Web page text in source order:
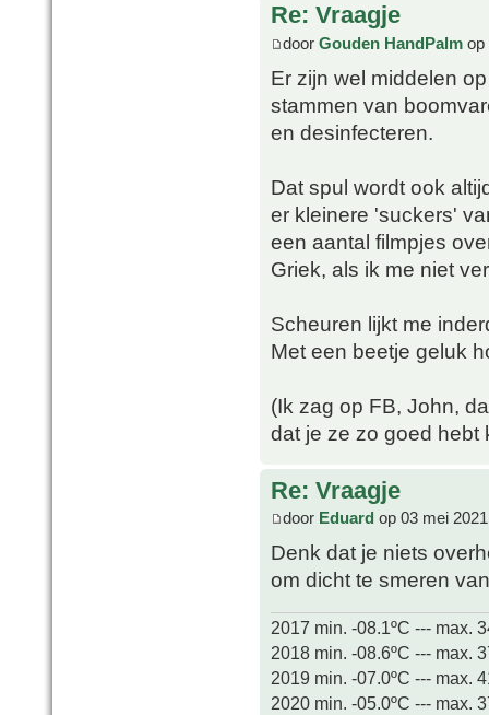
Re: Vraagje
door Gouden HandPalm op
Er zijn wel middelen
stammen van
en desinfecteren.
Dat spul wordt ook
er kleinere 'suckers'
een aantal filmpjes
Griek, als ik me niet
Scheuren lijkt me
Met een beetje geluk
(Ik zag op FB, John,
dat je ze zo goed hebt
Re: Vraagje
door Eduard op 03 mei
Denk dat je niets
om dicht te smeren
2017 min. -08.1ºC --- max.
2018 min. -08.6ºC --- max.
2019 min. -07.0ºC --- max.
2020 min. -05.0ºC --- max.